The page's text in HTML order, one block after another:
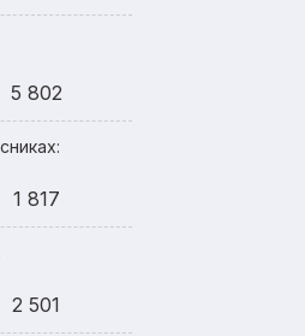
5 802
1 817
2 501